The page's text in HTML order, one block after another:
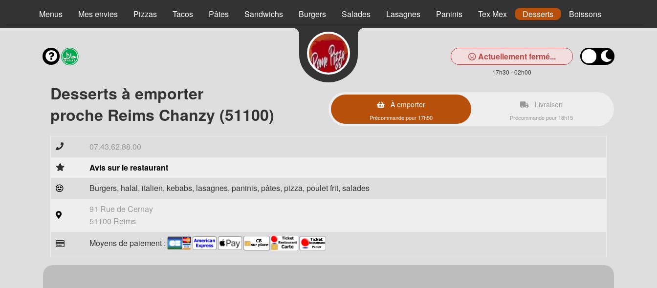
Menus Mes envies Pizzas Tacos Pâtes Sandwichs Burgers Salades Lasagnes Paninis Tex Mex Desserts Boissons
Actuellement fermé...
17h30 - 02h00
Desserts à emporter
proche Reims Chanzy (51100)
À emporter
Précommande pour 17h50
Livraison
Précommande pour 18h15
07.43.62.88.00
Avis sur le restaurant
Burgers, halal, italien, kebabs, lasagnes, paninis, pâtes, pizza, poulet frit, salades
91 Rue de Cernay
51100 Reims
Moyens de paiement :